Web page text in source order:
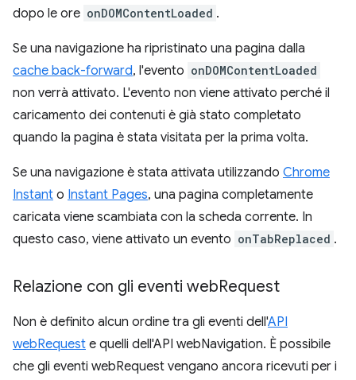
dopo le ore onDOMContentLoaded .
Se una navigazione ha ripristinato una pagina dalla
cache back-forward, l'evento onDOMContentLoaded
non verrà attivato. L'evento non viene attivato perché il
caricamento dei contenuti è già stato completato
quando la pagina è stata visitata per la prima volta.
Se una navigazione è stata attivata utilizzando Chrome
Instant o Instant Pages, una pagina completamente
caricata viene scambiata con la scheda corrente. In
questo caso, viene attivato un evento onTabReplaced .
Relazione con gli eventi webRequest
Non è definito alcun ordine tra gli eventi dell'API
webRequest e quelli dell'API webNavigation. È possibile
che gli eventi webRequest vengano ancora ricevuti per i